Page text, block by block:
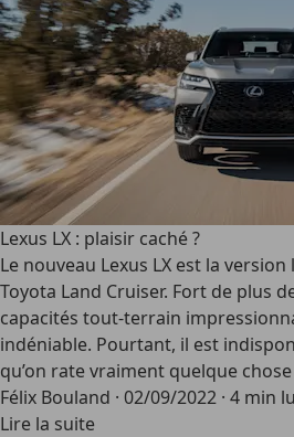
Lexus LX : plaisir caché ?
Le nouveau Lexus LX est la
Toyota Land Cruiser. Fort de plus
capacités tout-terrain
indéniable. Pourtant, il est
qu’on rate vraiment quelque chose
Félix Bouland · 02/09/2022 · 4 min lu
Lire la suite